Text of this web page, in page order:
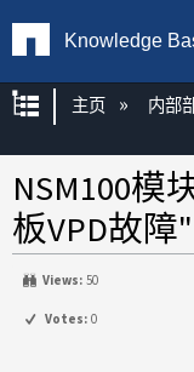
Knowledge
扩展/隐缩
主页 内部
NSM100模
板VPD故障"
Views: 50
Votes: 0